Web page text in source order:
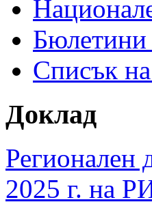
Списък
Доклад
Регионален
2025 г. на